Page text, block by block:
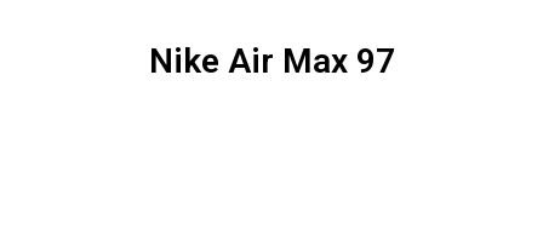
Nike Air Max 97